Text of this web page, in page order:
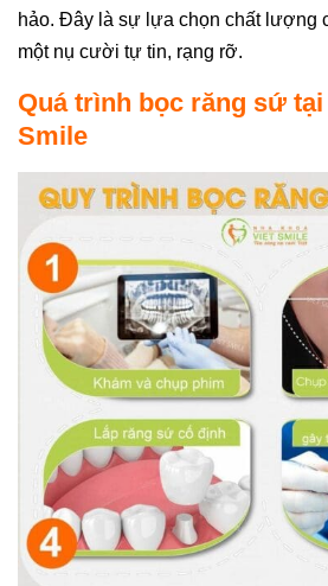
hảo. Đây là sự lựa chọn chất lượng
một nụ cười tự tin, rạng rỡ.
Quá trình bọc răng sứ
Smile